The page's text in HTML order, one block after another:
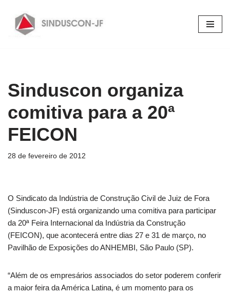
Pular
Sinduscon organiza
comitiva para a 20ª
FEICON
28 de fevereiro de 2012
O Sindicato da Indústria de Construção Civil de Juiz de Fora
(Sinduscon-JF) está organizando uma comitiva para participar
da 20ª Feira Internacional da Indústria da Construção
(FEICON), que acontecerá entre dias 27 e 31 de março, no
Pavilhão de Exposições do ANHEMBI, São Paulo (SP).
“Além de os empresários associados do setor poderem conferir
a maior feira da América Latina, é um momento para os